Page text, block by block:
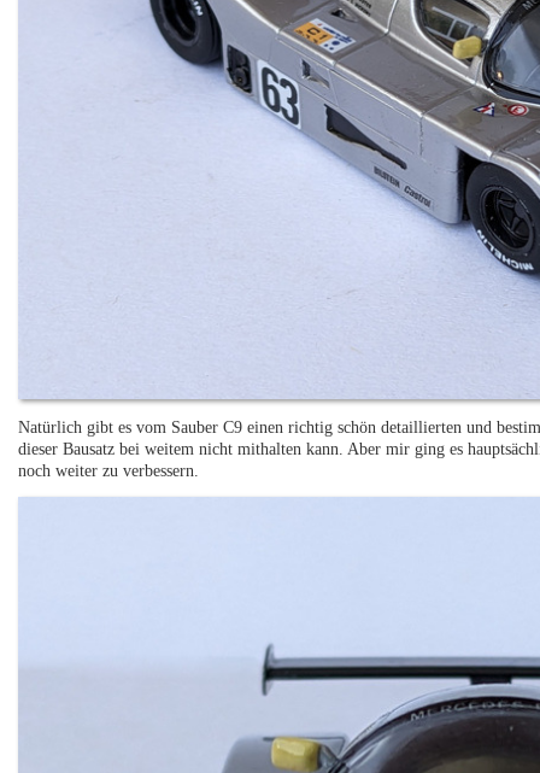
Natürlich gibt es vom Sauber C9 einen richtig schön detaillierten und
dieser Bausatz bei weitem nicht mithalten kann. Aber mir ging es
noch weiter zu verbessern.